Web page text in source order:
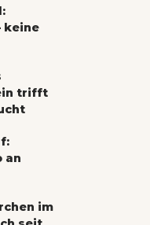
keine
trifft
an
im